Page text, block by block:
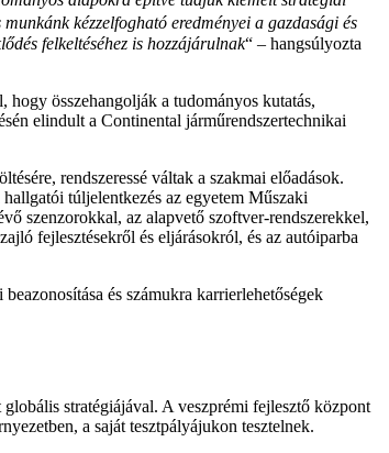
kézzelfogható eredményei a gazdasági és
felkeltéséhez is hozzájárulnak“ – hangsúlyozta
összehangolják a tudományos kutatás,
elindult a Continental járműrendszertechnikai
rendszeressé váltak a szakmai előadások.
túljelentkezés az egyetem Műszaki
szenzorokkal, az alapvető szoftver-rendszerekkel,
fejlesztésekről és eljárásokról, és az autóiparba
és számukra karrierlehetőségek
stratégiájával. A veszprémi fejlesztő központ
a saját tesztpályájukon tesztelnek.